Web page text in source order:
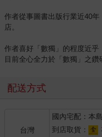
作者從事圖書出版行業近40
店。
作者喜好「數獨」的程度近乎
目前全心全力於「數獨」之鑽
配送方式
台灣
國內宅配：本
到店取貨：